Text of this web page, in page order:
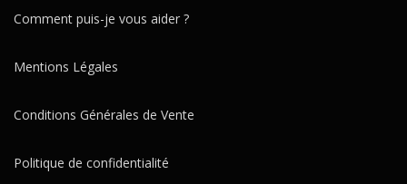
Comment puis-je vous aider ?
Mentions Légales
Conditions Générales de Vente
Politique de confidentialité